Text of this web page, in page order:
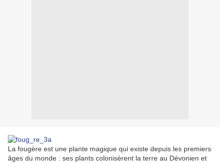
La fougère est une plante magique qui existe depuis les premiers
âges du monde : ses plants colonisèrent la terre au Dévonien et